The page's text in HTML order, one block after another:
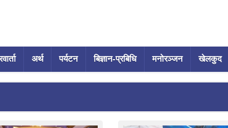
अर्थ पर्यटन बिज्ञान-प्रबिधि मनोरञ्जन खेलकुद